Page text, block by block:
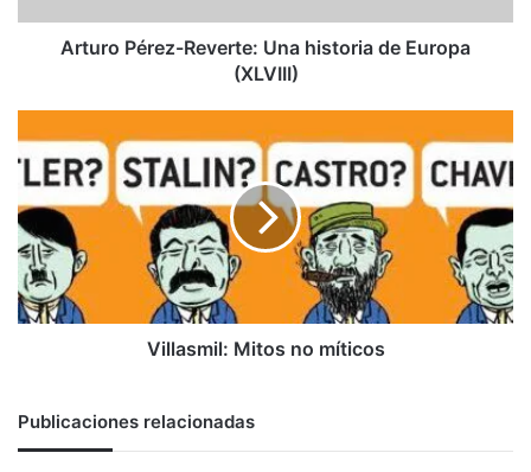
Arturo Pérez-Reverte: Una historia de Europa
(XLVIII)
Mitos
Villasmil: Mitos no míticos
Publicaciones relacionadas